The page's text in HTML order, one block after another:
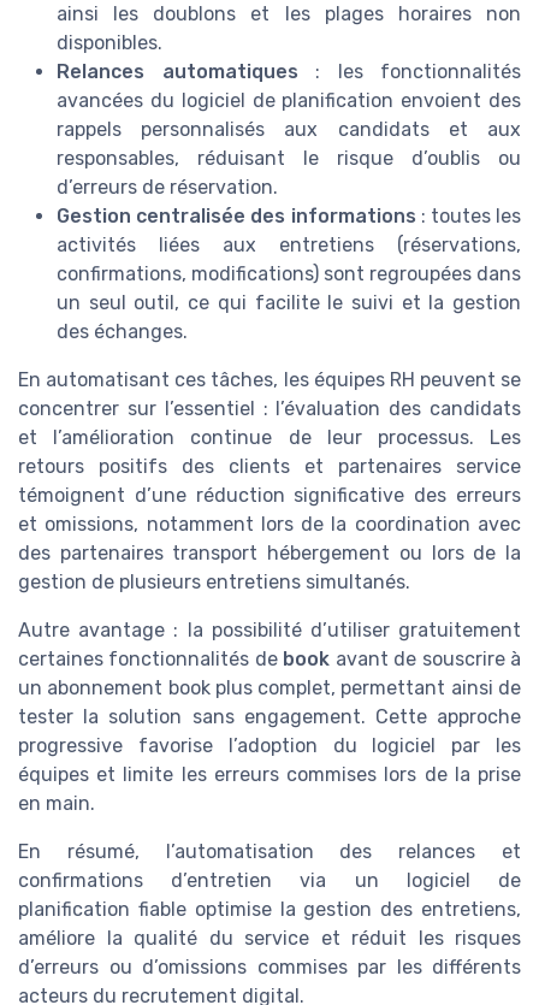
ainsi les doublons et les plages horaires non
disponibles.
Relances automatiques : les fonctionnalités
avancées du logiciel de planification envoient des
rappels personnalisés aux candidats et aux
responsables, réduisant le risque d’oublis ou
d’erreurs de réservation.
Gestion centralisée des informations : toutes les
activités liées aux entretiens (réservations,
confirmations, modifications) sont regroupées dans
un seul outil, ce qui facilite le suivi et la gestion
des échanges.
En automatisant ces tâches, les équipes RH peuvent se
concentrer sur l’essentiel : l’évaluation des candidats
et l’amélioration continue de leur processus. Les
retours positifs des clients et partenaires service
témoignent d’une réduction significative des erreurs
et omissions, notamment lors de la coordination avec
des partenaires transport hébergement ou lors de la
gestion de plusieurs entretiens simultanés.
Autre avantage : la possibilité d’utiliser gratuitement
certaines fonctionnalités de book avant de souscrire à
un abonnement book plus complet, permettant ainsi de
tester la solution sans engagement. Cette approche
progressive favorise l’adoption du logiciel par les
équipes et limite les erreurs commises lors de la prise
en main.
En résumé, l’automatisation des relances et
confirmations d’entretien via un logiciel de
planification fiable optimise la gestion des entretiens,
améliore la qualité du service et réduit les risques
d’erreurs ou d’omissions commises par les différents
acteurs du recrutement digital.